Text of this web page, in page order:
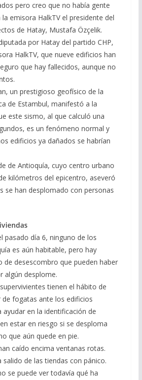
pero creo que no había gente
emisora HalkTV el presidente del
de Hatay, Mustafa Özçelik.
por Hatay del partido CHP,
HalkTV, que nueve edificios han
que hay fallecidos, aunque no
un prestigioso geofísico de la
de Estambul, manifestó a la
este sismo, al que calculó una
es un fenómeno normal y
edificios ya dañados se habrían
de Antioquía, cuyo centro urbano
kilómetros del epicentro, aseveró
se han desplomado con personas
pasado día 6, ninguno de los
es aún habitable, pero hay
de desescombro que pueden haber
algún desplome.
tienen el hábito de
de fogatas ante los edificios
ayudar en la identificación de
estar en riesgo si se desploma
que aún quede en pie.
caído encima ventanas rotas.
de las tiendas con pánico.
se puede ver todavía qué ha